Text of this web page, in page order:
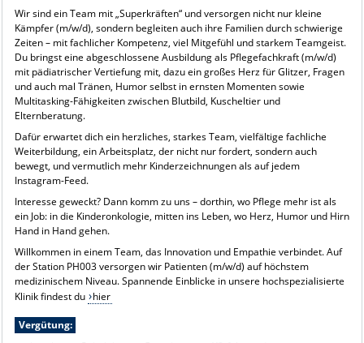
Wir sind ein Team mit „Superkräften“ und versorgen nicht nur kleine
Kämpfer (m/w/d), sondern begleiten auch ihre Familien durch schwierige
Zeiten – mit fachlicher Kompetenz, viel Mitgefühl und starkem Teamgeist.
Du bringst eine abgeschlossene Ausbildung als Pflegefachkraft (m/w/d)
mit pädiatrischer Vertiefung mit, dazu ein großes Herz für Glitzer, Fragen
und auch mal Tränen, Humor selbst in ernsten Momenten sowie
Multitasking-Fähigkeiten zwischen Blutbild, Kuscheltier und
Elternberatung.
Dafür erwartet dich ein herzliches, starkes Team, vielfältige fachliche
Weiterbildung, ein Arbeitsplatz, der nicht nur fordert, sondern auch
bewegt, und vermutlich mehr Kinderzeichnungen als auf jedem
Instagram-Feed.
Interesse geweckt? Dann komm zu uns – dorthin, wo Pflege mehr ist als
ein Job: in die Kinderonkologie, mitten ins Leben, wo Herz, Humor und Hirn
Hand in Hand gehen.
Willkommen in einem Team, das Innovation und Empathie verbindet. Auf
der Station PH003 versorgen wir Patienten (m/w/d) auf höchstem
medizinischem Niveau. Spannende Einblicke in unsere hochspezialisierte
Klinik findest du hier
Vergütung: